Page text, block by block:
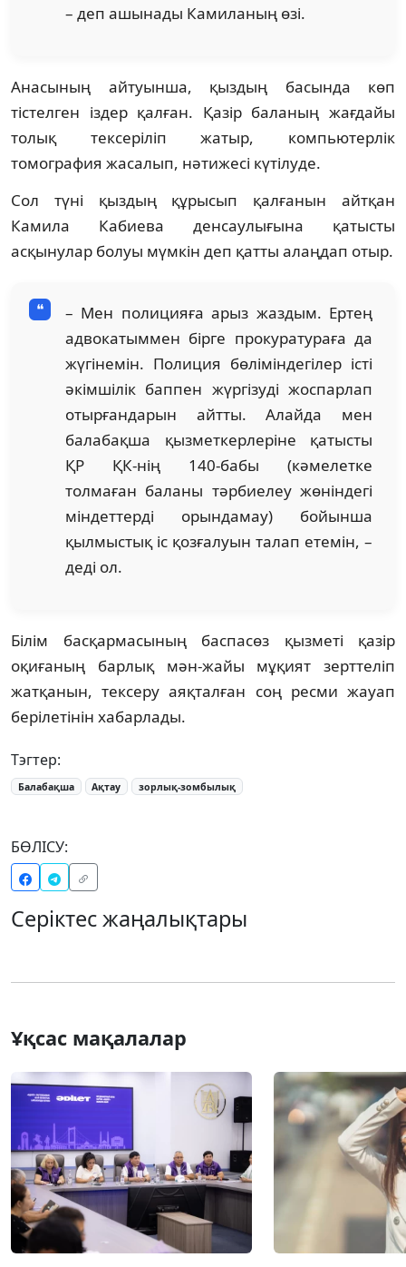
– деп ашынады Камиланың өзі.
Анасының айтуынша, қыздың басында көп
тістелген іздер қалған. Қазір баланың жағдайы
толық тексеріліп жатыр, компьютерлік
томография жасалып, нәтижесі күтілуде.
Сол түні қыздың құрысып қалғанын айтқан
Камила Кабиева денсаулығына қатысты
асқынулар болуы мүмкін деп қатты алаңдап отыр.
– Мен полицияға арыз жаздым. Ертең
адвокатыммен бірге прокуратураға да
жүгінемін. Полиция бөліміндегілер істі
әкімшілік баппен жүргізуді жоспарлап
отырғандарын айтты. Алайда мен
балабақша қызметкерлеріне қатысты
ҚР ҚК-нің 140-бабы (кәмелетке
толмаған баланы тәрбиелеу жөніндегі
міндеттерді орындамау) бойынша
қылмыстық іс қозғалуын талап етемін, –
деді ол.
Білім басқармасының баспасөз қызметі қазір
оқиғаның барлық мән-жайы мұқият зерттеліп
жатқанын, тексеру аяқталған соң ресми жауап
берілетінін хабарлады.
Тэгтер:
Балабақша Ақтау зорлық-зомбылық
БӨЛІСУ:
Серіктес жаңалықтары
Ұқсас мақалалар